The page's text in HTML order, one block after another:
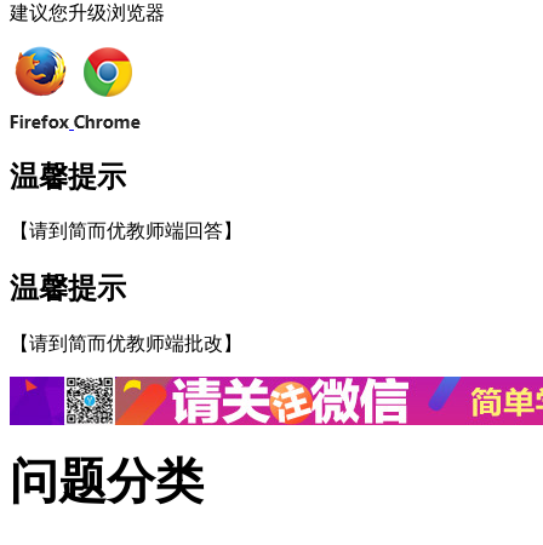
建议您升级浏览器
温馨提示
【请到简而优教师端回答】
温馨提示
【请到简而优教师端批改】
问题分类